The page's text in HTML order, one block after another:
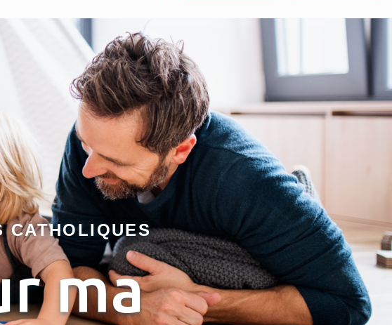
CATHOLIQUES
ma